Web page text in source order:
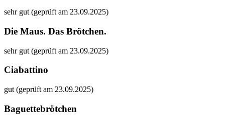
sehr gut (geprüft am 23.09.2025)
Die Maus. Das Brötchen.
sehr gut (geprüft am 23.09.2025)
Ciabattino
gut (geprüft am 23.09.2025)
Baguettebrötchen